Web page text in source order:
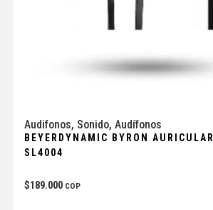
Audifonos, Sonido, Audífonos
BEYERDYNAMIC BYRON
SL4004
$189.000 COP